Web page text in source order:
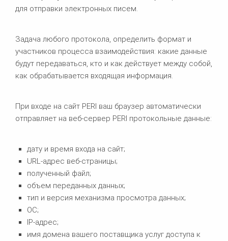
для отправки электронных писем.
Задача любого протокола, определить формат и
участников процесса взаимодействия: какие данные
будут передаваться, кто и как действует между собой,
как обрабатывается входящая информация.
При входе на сайт PERI ваш браузер автоматически
отправляет на веб-сервер PERI протокольные данные:
дату и время входа на сайт;
URL-адрес веб-страницы;
полученный файл;
объем переданных данных;
тип и версия механизма просмотра данных;
ОС;
IP-адрес;
имя домена вашего поставщика услуг доступа к